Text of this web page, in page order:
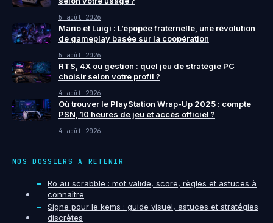
5 août 2026
Mario et Luigi : L’épopée fraternelle, une révolution
de gameplay basée sur la coopération
5 août 2026
RTS, 4X ou gestion : quel jeu de stratégie PC
choisir selon votre profil ?
4 août 2026
Où trouver le PlayStation Wrap-Up 2025 : compte
PSN, 10 heures de jeu et accès officiel ?
4 août 2026
NOS DOSSIERS À RETENIR
Ro au scrabble : mot valide, score, règles et astuces à
connaître
Signe pour le kems : guide visuel, astuces et stratégies
discrètes